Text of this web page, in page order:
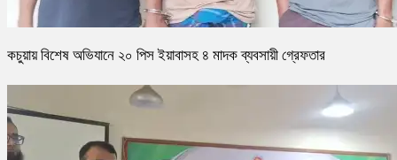
কচুয়ায় বিশেষ অভিযানে ২০ পিস ইয়াবাসহ ৪ মাদক ব্যবসায়ী গ্রেফতার